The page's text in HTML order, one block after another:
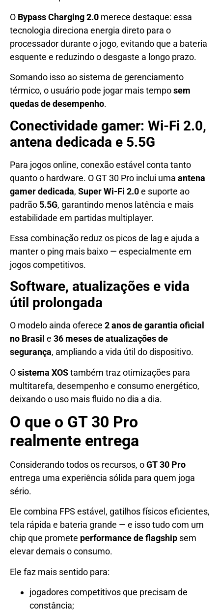
O Bypass Charging 2.0 merece destaque: essa
tecnologia direciona energia direto para o
processador durante o jogo, evitando que a bateria
esquente e reduzindo o desgaste a longo prazo.
Somando isso ao sistema de gerenciamento
térmico, o usuário pode jogar mais temposem
quedas de desempenho.
Conectividade gamer: Wi-Fi 2.0,
antena dedicada e 5.5G
Para jogos online, conexão estável conta tanto
quanto o hardware. O GT 30 Pro inclui uma antena
gamer dedicada, Super Wi-Fi 2.0e suporte ao
padrão 5.5G, garantindo menos latência e mais
estabilidade em partidas multiplayer.
Essa combinação reduz os picos de lag e ajuda a
manter o ping mais baixo — especialmente em
jogos competitivos.
Software, atualizações e vida
útil prolongada
O modelo ainda oferece 2 anos de garantia oficial
no Brasil e 36 meses de atualizações de
segurança, ampliando a vida útil do dispositivo.
Osistema XOStambém traz otimizações para
multitarefa, desempenho e consumo energético,
deixando o uso mais fluido no dia a dia.
O que o GT 30 Pro
realmente entrega
Considerando todos os recursos, oGT 30 Pro
entrega uma experiência sólida para quem joga
sério.
Ele combina FPS estável, gatilhos físicos eficientes,
tela rápida e bateria grande — e isso tudo com um
chip que promete performance de flagship sem
elevar demais o consumo.
Ele faz mais sentido para:
jogadores competitivos que precisam de
constância;